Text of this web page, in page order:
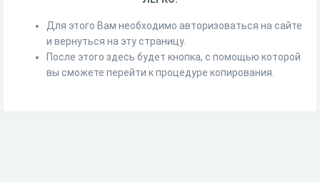
Для этого Вам необходимо авторизоваться на сайте
и вернуться на эту страницу.
После этого здесь будет кнопка, с помощью которой
вы сможете перейти к процедуре копирования.